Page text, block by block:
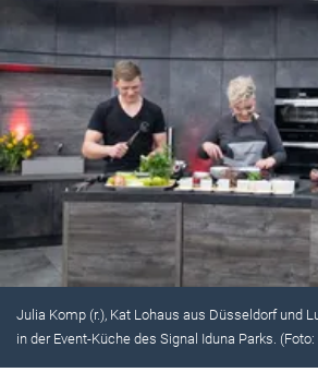
Julia Komp (r.), Kat Lohaus aus Düsseldorf und
in der Event-Küche des Signal Iduna Parks.